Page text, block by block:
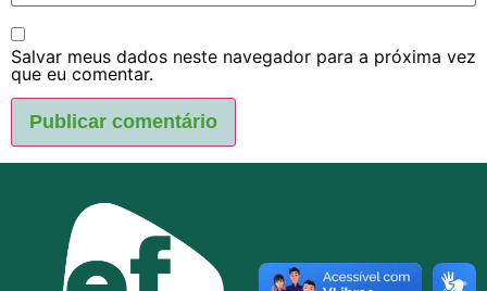
Salvar meus dados neste navegador para a próxima vez
que eu comentar.